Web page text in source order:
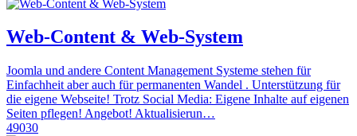
Web-Content & Web-System
Joomla und andere Content Management Systeme stehen für
Einfachheit aber auch für permanenten Wandel . Unterstützung für
die eigene Webseite! Trotz Social Media: Eigene Inhalte auf eigenen
Seiten pflegen! Angebot! Aktualisierun…
49030